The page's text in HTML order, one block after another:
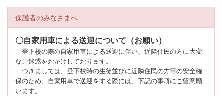
保護者のみなさまへ
〇自家用車による送迎について（お願い）
登下校の際の自家用車による送迎に伴い、近隣住民の方に大変
なご迷惑をおかけしております。
つきましては、登下校時の生徒並びに近隣住民の方等の安全確
保のため、自家用車で送迎をする際には、下記の事項にご留意願
います。